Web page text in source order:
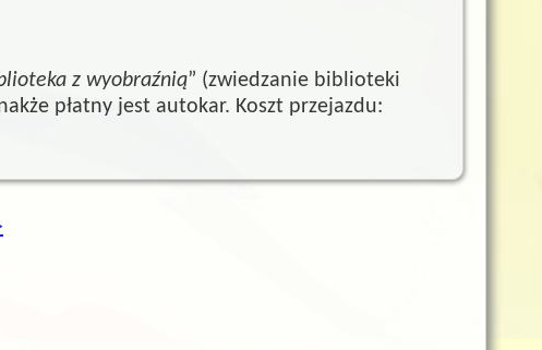
z wyobraźnią” (zwiedzanie biblioteki
płatny jest autokar. Koszt przejazdu: